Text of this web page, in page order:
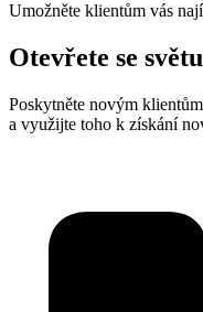
Umožněte klientům vás
Otevřete se světu
Poskytněte novým
a využijte toho k získání